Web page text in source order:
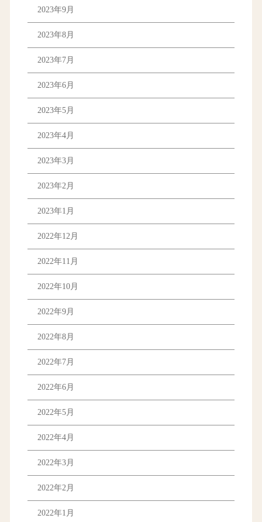
2023年9月
2023年8月
2023年7月
2023年6月
2023年5月
2023年4月
2023年3月
2023年2月
2023年1月
2022年12月
2022年11月
2022年10月
2022年9月
2022年8月
2022年7月
2022年6月
2022年5月
2022年4月
2022年3月
2022年2月
2022年1月